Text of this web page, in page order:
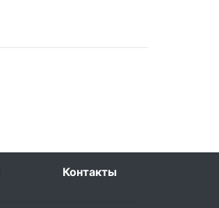
Контакты